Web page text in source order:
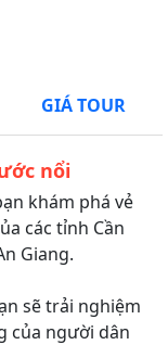
GIÁ TOUR
nổi
khám phá vẻ
các tỉnh Cần
Giang.
sẽ trải nghiệm
của người dân